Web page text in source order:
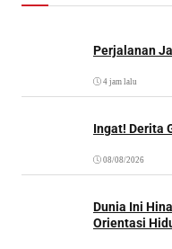
Perjalanan
4 jam lalu
Ingat! Derita
08/08/2026
Dunia Ini
Orientasi